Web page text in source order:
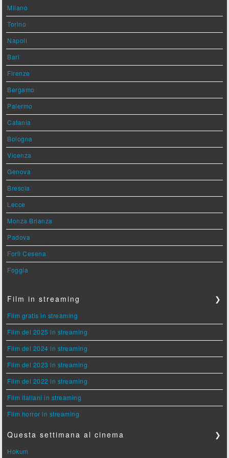
Milano
Torino
Napoli
Bari
Firenze
Bergamo
Palermo
Catania
Bologna
Vicenza
Genova
Brescia
Lecce
Monza Brianza
Padova
Forlì Cesena
Foggia
Film in streaming ❯
Film gratis in streaming
Film del 2025 in streaming
Film del 2024 in streaming
Film del 2023 in streaming
Film del 2022 in streaming
Film italiani in streaming
Film horror in streaming
Questa settimana al cinema ❯
Hokum